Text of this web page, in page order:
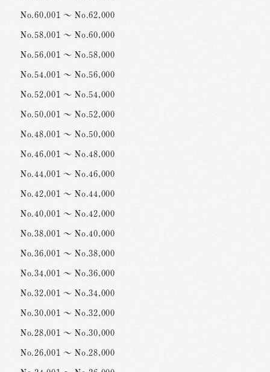
No.60,001 ～ No.62,000
No.58,001 ～ No.60,000
No.56,001 ～ No.58,000
No.54,001 ～ No.56,000
No.52,001 ～ No.54,000
No.50,001 ～ No.52,000
No.48,001 ～ No.50,000
No.46,001 ～ No.48,000
No.44,001 ～ No.46,000
No.42,001 ～ No.44,000
No.40,001 ～ No.42,000
No.38,001 ～ No.40,000
No.36,001 ～ No.38,000
No.34,001 ～ No.36,000
No.32,001 ～ No.34,000
No.30,001 ～ No.32,000
No.28,001 ～ No.30,000
No.26,001 ～ No.28,000